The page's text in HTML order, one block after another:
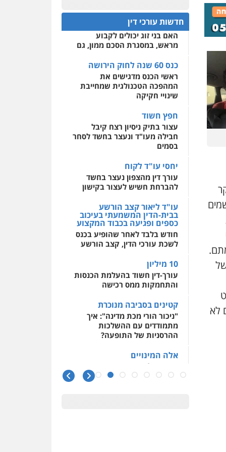
2.2) ביקר
לא
0522508109
אחסון אתרים
מהירות הגנה גיבוי
לעורכי דין
מרכז התחלה חדשה
שירותים מקצועיים לעורכי
דין
0544500346
חדשות עורכי דין
המתח שבין חוק יחסי ממון
לבין חוק הירושה
האם בני זוג יכולים לקבוע
מראש, במסגרת הסכם ממון, גם
כנס 60 שנה לחוק הירושה
ראשי הכנס מדגישים את
המהפכה הטכנולגית שמחייבת
שינויי חקיקה
חפץ חשוד
עצור בתיק ניסיון רצח קיבל
חבילה מעו"ד ונעצר בחשד לסחר
בסמים
יחסי עו"ד לקוח
עורך דין מהצפון נעצר בחשד
להברחת חשיש לעצור בקישון
עו"ד ליאור קצב הורשע
בבית-הדין המשמעתי בעיכוב
כספים ופגיעה בכבוד המקצוע
חודש בלבד לאחר שהופיע בכנס
לשכת עורכי הדין, קצב הורשע
10 מיליון
עורך-דין חשוד בהעלמת הכנסות
והתחמקות ממס רכישה
קטינים בסביבה מנוכרת
"ניכור הורי מכת מדינה": איך
מתמודדים עם ההשלכות
ההרסניות של התופעה?
אלה המינויים
הוועדה לבחירת שופטים בחרה
26 שופטים ורשמים נוספים